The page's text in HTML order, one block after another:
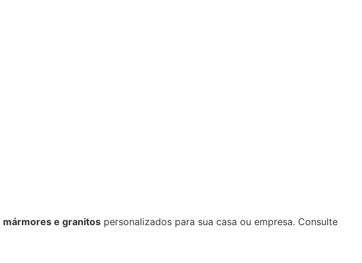
mármores e granitos personalizados para sua casa ou empresa. Consulte